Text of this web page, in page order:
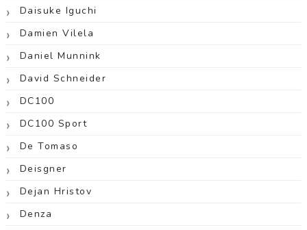
Daisuke Iguchi
Damien Vilela
Daniel Munnink
David Schneider
DC100
DC100 Sport
De Tomaso
Deisgner
Dejan Hristov
Denza